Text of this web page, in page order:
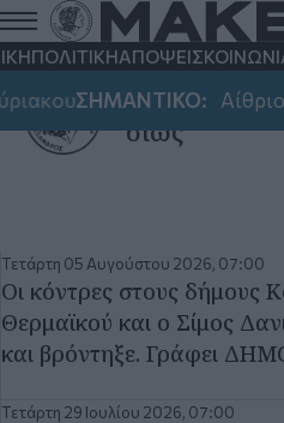
ΠΟΛΙΤΙΚΗΑΠΟΨΕΙΣ
ΣΗΜΑΝΤΙΚΟ:
ΔΗΜΟ...
σίως
Τετάρτη 05 Αυγούστου 2026, 07:00
Οι κόντρες στους δήμους
Θερμαϊκού και ο Σίμος
και βρόντηξε. Γράφει
Τετάρτη 29 Ιουλίου 2026, 07:00